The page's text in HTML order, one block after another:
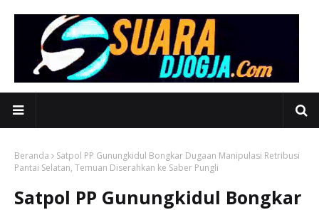
Beranda
Satpol PP Gunungkidul Bongkar Dugaan Manipulasi Retribusi
Pantai Selatan, Temuan Diserahkan ke Saber Pungli
Satpol PP Gunungkidul Bongkar